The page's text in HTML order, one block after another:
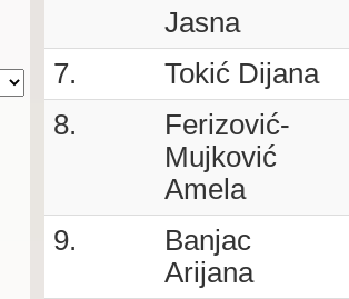
Jasna
7. Tokić Dijana
8.
Ferizović-
Mujković
Amela
9.
Banjac
Arijana